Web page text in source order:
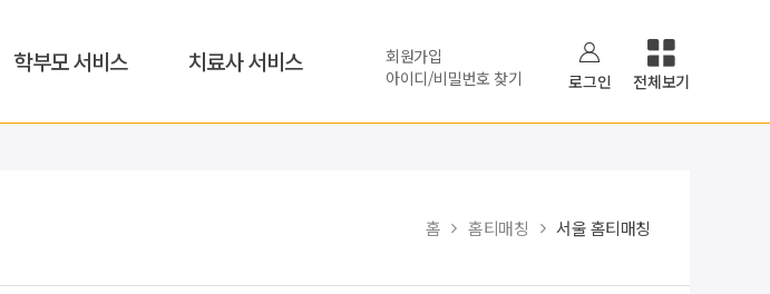
학부모 서비스 치료사 서비스
회원가입
아이디/비밀번호 찾기
로그인 전체보기
홈 홈티매칭 서울 홈티매칭